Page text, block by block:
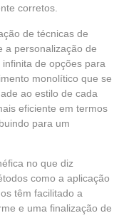
corretos.
de técnicas de
a personalização de
de opções para
monolítico que se
ao estilo de cada
eficiente em termos
para um
no que diz
como a aplicação
têm facilitado a
e uma finalização de